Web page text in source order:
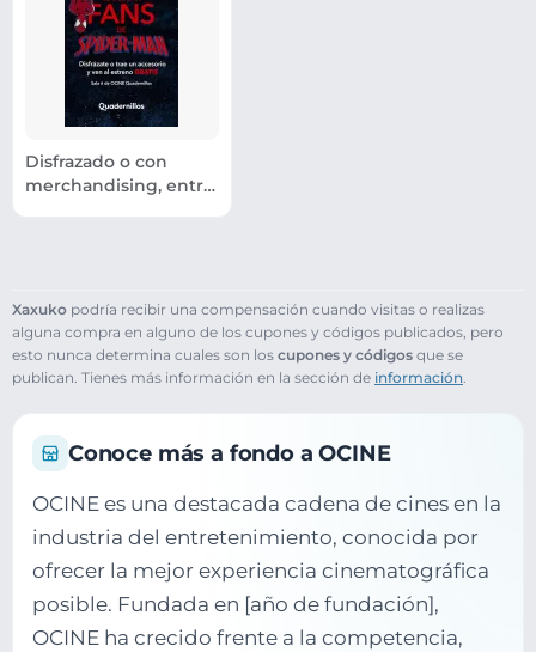
Disfrazado o con
merchandising, entra
Xaxuko podría recibir una compensación cuando visitas o realizas
alguna compra en alguno de los cupones y códigos publicados, pero
esto nunca determina cuales son los cupones y códigos que se
publican. Tienes más información en la sección de información
Conoce más a fondo a OCINE
OCINE es una destacada cadena de cines en la
industria del entretenimiento, conocida por
ofrecer la mejor experiencia cinematográfica
posible. Fundada en [año de fundación],
OCINE ha crecido frente a la competencia,